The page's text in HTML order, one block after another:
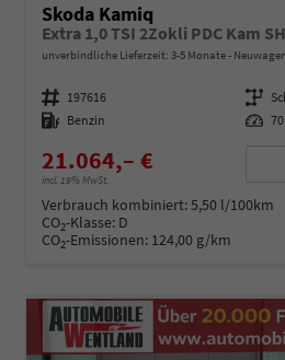
Skoda Kamiq
Extra 1,0 TSI 2Zokli PDC Kam
unverbindliche Lieferzeit: 3-5 Monate Neuwagen
Fahrzeugnummer 197616 Getriebe
Kraftstoff Benzin Leistung
21.064,– €
incl. 19% MwSt.
Verbrauch kombiniert:5,50 l/100km
CO2-Klasse: D
CO2-Emissionen: 124,00 g/km